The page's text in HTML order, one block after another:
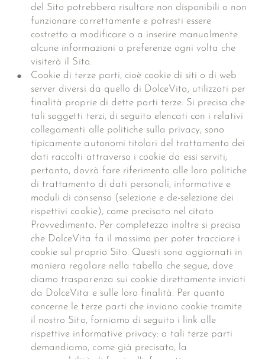
del Sito potrebbero risultare non disponibili o non
funzionare correttamente e potresti essere
costretto a modificare o a inserire manualmente
alcune informazioni o preferenze ogni volta che
visiterà il Sito.
Cookie di terze parti, cioè cookie di siti o di web
server diversi da quello di DolceVita, utilizzati per
finalità proprie di dette parti terze. Si precisa che
tali soggetti terzi, di seguito elencati con i relativi
collegamenti alle politiche sulla privacy, sono
tipicamente autonomi titolari del trattamento dei
dati raccolti attraverso i cookie da essi serviti;
pertanto, dovrà fare riferimento alle loro politiche
di trattamento di dati personali, informative e
moduli di consenso (selezione e de-selezione dei
rispettivi cookie), come precisato nel citato
Provvedimento. Per completezza inoltre si precisa
che DolceVita fa il massimo per poter tracciare i
cookie sul proprio Sito. Questi sono aggiornati in
maniera regolare nella tabella che segue, dove
diamo trasparenza sui cookie direttamente inviati
da DolceVita e sulle loro finalità. Per quanto
concerne le terze parti che inviano cookie tramite
il nostro Sito, forniamo di seguito i link alle
rispettive informative privacy: a tali terze parti
demandiamo, come già precisato, la